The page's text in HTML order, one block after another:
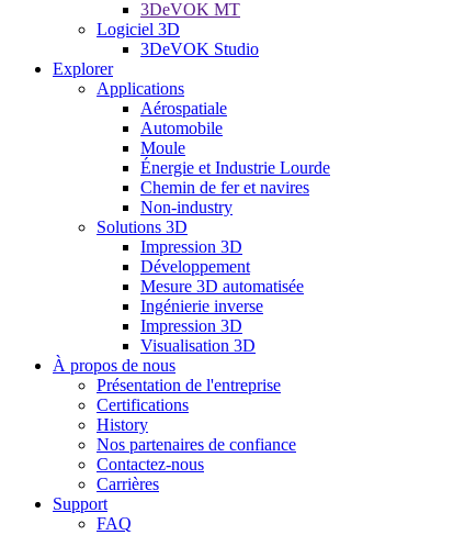
3DeVOK MT
Logiciel 3D
3DeVOK Studio
Explorer
Applications
Aérospatiale
Automobile
Moule
Énergie et Industrie Lourde
Chemin de fer et navires
Non-industry
Solutions 3D
Impression 3D
Développement
Mesure 3D automatisée
Ingénierie inverse
Impression 3D
Visualisation 3D
À propos de nous
Présentation de l'entreprise
Certifications
History
Nos partenaires de confiance
Contactez-nous
Carrières
Support
FAQ